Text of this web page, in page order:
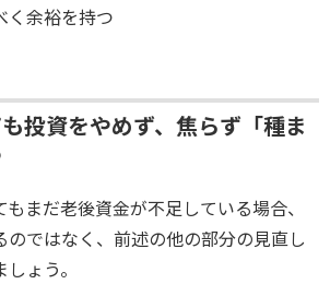
く余裕を持つ
投資をやめず、焦らず「種ま
まだ老後資金が不足している場合、
のではなく、前述の他の部分の見直し
ょう。